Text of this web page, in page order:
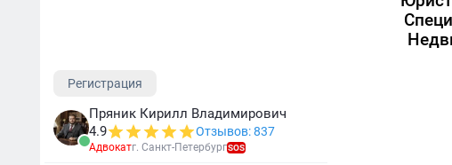
Регистрация
Пряник Кирилл Владимирович
4.9
Отзывов: 837
Адвокатг. Санкт-ПетербургSOS